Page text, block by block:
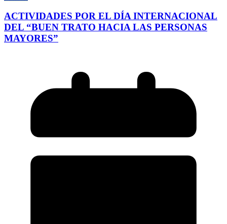
ACTIVIDADES POR EL DÍA INTERNACIONAL
DEL “BUEN TRATO HACIA LAS PERSONAS
MAYORES”